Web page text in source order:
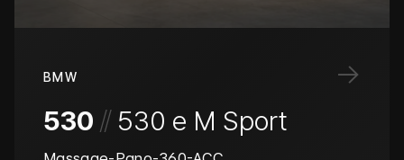
→
BMW
530 // 530 e M Sport